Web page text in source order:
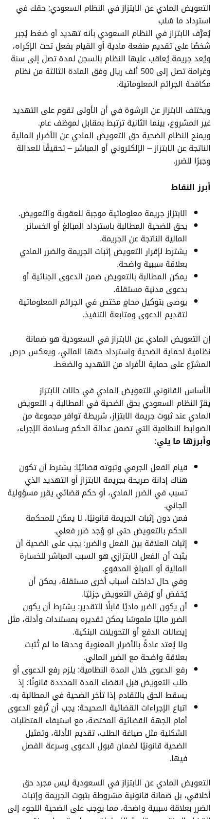
التعويض المادي عن الابتزاز في النظام السعودي: حقك في
استرداد ما سُلب
يُعرَّف الابتزاز في النظام السعودي بأنه تهديد أو ضغط يُجبر
شخصًا على تقديم منفعة مادية أو القيام بفعل تحت الإكراه،
ويُعد جريمة يُعاقب عليها النظام بالسجن لمدة تصل إلى سنة
وغرامة تصل إلى 500 ألف ريال وفق المادة الثالثة من نظام
مكافحة الجرائم المعلوماتية.
ويختلف الابتزاز عن الرشوة في أن الأولى تقوم على التهديد
غير المشروع، بينما الثانية ترتبط بمقابل لموظف عام.
ويمنح النظام الضحية حق التعويض المادي عن الأضرار المالية
الناتجة عن الابتزاز – الإلكتروني أو المباشر – تحقيقًا للعدالة
وجبرًا للضرر.
أبرز النقاط
الابتزاز جريمة معلوماتية موجبة للعقوبة والتعويض.
يحق للضحية المطالبة باسترداد المبالغ أو الخسائر
المالية الناتجة عن الجريمة.
يشترط لإقرار التعويض إثبات الجريمة والضرر المادي
بعلاقة سببية واضحة.
يمكن المطالبة بالتعويض ضمن الدعوى الجنائية أو
بدعوى مدنية مستقلة.
يوصى بتوكيل محامٍ مختص في الجرائم المعلوماتية
لتقديم الدعوى ومتابعة التنفيذ.
إن التعويض المادي عن الابتزاز في السعودية هو ضمانة
نظامية لحماية الضحية واسترداد حقها المالي، ويعكس حرص
المشرّع على حماية الأفراد من التهديد والضغط.
الأساس القانوني للتعويض المادي في حالات الابتزاز
يقرّ النظام السعودي بحق الضحية في المطالبة بـ التعويض
المادي عند ثبوت جريمة الابتزاز، شريطة توافر مجموعة من
الضوابط النظامية التي تضمن عدالة الحكم وسلامة الإجراء،
وأبرزها ما يلي:
قيام الفعل الجرمي وثبوته قضائيًا: يشترط أن تكون
هناك إدانة صريحة بجريمة الابتزاز أو التهديد الذي
تسبب في الضرر المادي، أو حكم قضائي يقرر مسؤولية
الجاني.
فمن دون إثبات الجريمة قانونيًا، لا يمكن للمحكمة
الحكم بالتعويض حتى لو وُجد ضرر فعلي.
إثبات العلاقة بين الفعل والضرر: يجب على الضحية أن
يثبت أن الفعل الابتزازي هو السبب المباشر للخسارة
المالية أو المبلغ المدفوع.
وفي حال تداخلت أسباب أخرى مستقلة، يمكن أن
يُخفض أو يُرفض التعويض جزئيًا.
أن يكون الضرر ماديًا قابلًا للتقدير: يشترط أن يكون
الضرر ماليًا ملموسًا يمكن تقديره بمستندات وأدلة، مثل
إيصالات الدفع أو التحويلات البنكية.
ولا يُعتد عادةً بالأضرار المعنوية وحدها ما لم تُثبت
بعلاقة واضحة مع الضرر المالي.
رفع الدعوى خلال المدة النظامية: يلزم رفع الدعوى أو
طلب التعويض قبل انقضاء المدة المحددة قانونًا؛ إذ
يسقط الحق بالتقادم إذا تأخر الضحية في المطالبة به.
اتباع الإجراءات القضائية الصحيحة: يجب أن تُرفع الدعوى
أمام الجهة القضائية المختصة، مع استيفاء المتطلبات
الشكلية مثل صياغة الطلب، تقديم الأدلة، وتمثيل
الضحية قانونيًا لضمان قبول الدعوى وسرعة الفصل
فيها.
التعويض المادي عن الابتزاز في السعودية ليس مجرد حق
أخلاقي، بل ضمانة قانونية مشروطة بثبوت الجريمة وإثبات
الضرر بعلاقة سببية واضحة، مما يوجب على الضحية اللجوء إلى